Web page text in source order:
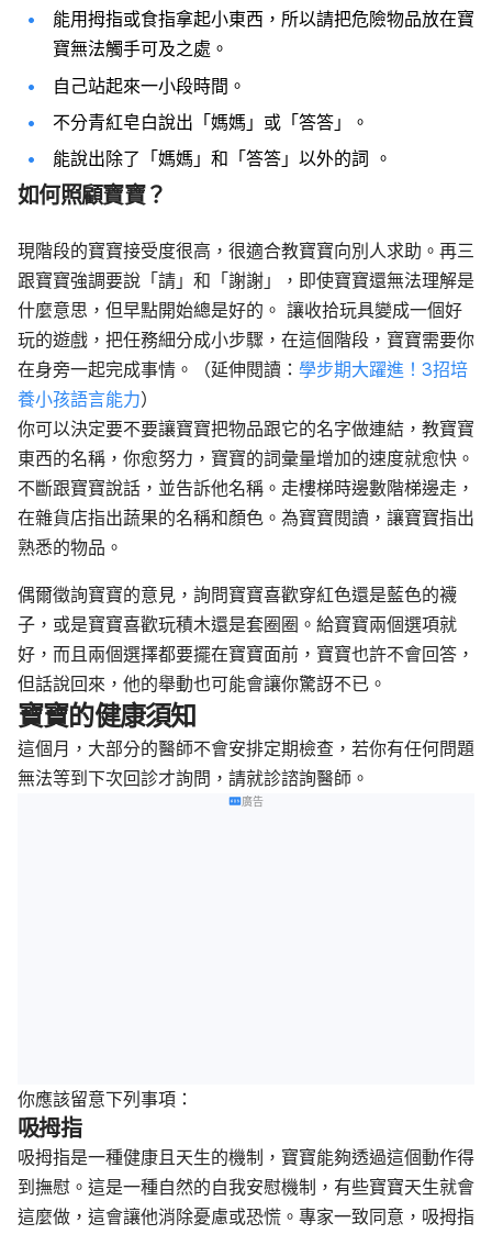
能用拇指或食指拿起小東西，所以請把危險物品放在寶
寶無法觸手可及之處。
自己站起來一小段時間。
不分青紅皂白說出「媽媽」或「答答」。
能說出除了「媽媽」和「答答」以外的詞 。
如何照顧寶寶？
現階段的寶寶接受度很高，很適合教寶寶向別人求助。再三
跟寶寶強調要說「請」和「謝謝」，即使寶寶還無法理解是
什麼意思，但早點開始總是好的。 讓收拾玩具變成一個好
玩的遊戲，把任務細分成小步驟，在這個階段，寶寶需要你
在身旁一起完成事情。（延伸閱讀： 學步期大躍進！3招培
養小孩語言能力）
你可以決定要不要讓寶寶把物品跟它的名字做連結，教寶寶
東西的名稱，你愈努力，寶寶的詞彙量增加的速度就愈快。
不斷跟寶寶說話，並告訴他名稱。走樓梯時邊數階梯邊走，
在雜貨店指出蔬果的名稱和顏色。為寶寶閱讀，讓寶寶指出
熟悉的物品。
偶爾徵詢寶寶的意見，詢問寶寶喜歡穿紅色還是藍色的襪
子，或是寶寶喜歡玩積木還是套圈圈。給寶寶兩個選項就
好，而且兩個選擇都要擺在寶寶面前，寶寶也許不會回答，
但話說回來，他的舉動也可能會讓你驚訝不已。
寶寶的健康須知
這個月，大部分的醫師不會安排定期檢查，若你有任何問題
無法等到下次回診才詢問，請就診諮詢醫師。
廣告
你應該留意下列事項 ：
吸拇指
吸拇指是一種健康且天生的機制，寶寶能夠透過這個動作得
到撫慰。這是一種自然的自我安慰機制，有些寶寶天生就會
這麼做，這會讓他消除憂慮或恐慌。專家一致同意，吸拇指